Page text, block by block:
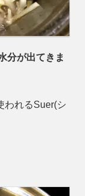
分が出てきま
われるSuer(シ